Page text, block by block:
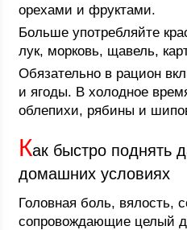
орехами и фруктами.
Больше употребляйте
лук, морковь, щавель,
Обязательно в рацион
и ягоды. В холодное
облепихи, рябины и
Как быстро поднять
домашних условиях
Головная боль, вялость,
сопровождающие целый